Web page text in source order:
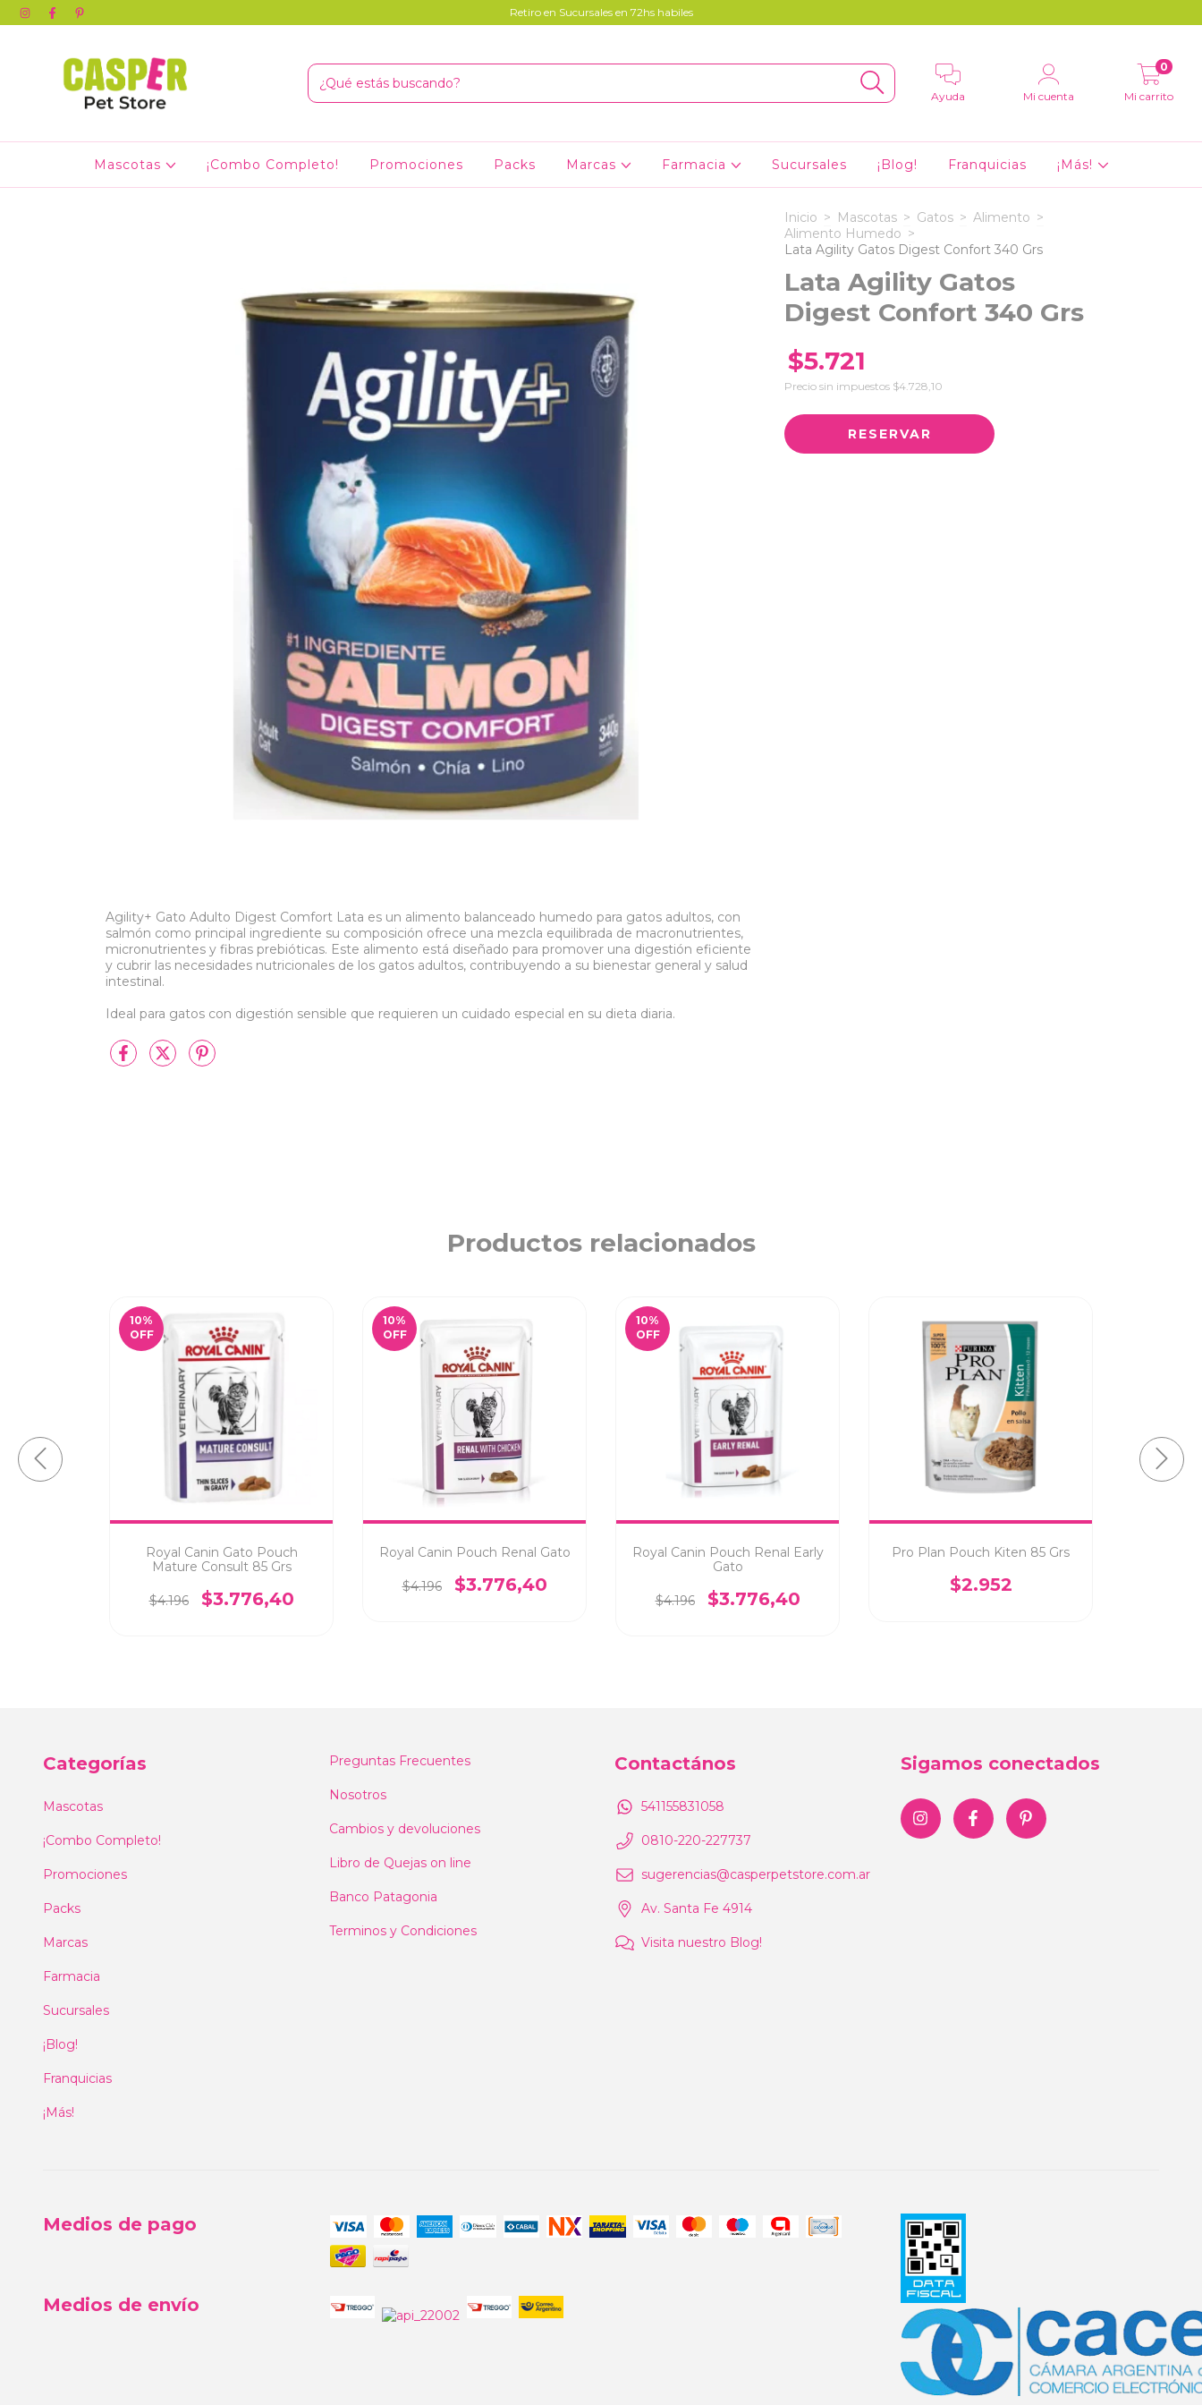
Retiro en Sucursales en 72hs habiles
Ayuda Mi cuenta Mi carrito
0
Mascotas ¡Combo Completo! Promociones Packs Marcas Farmacia Sucursales ¡Blog! Franquicias ¡Más!
Agility+ Gato Adulto Digest Comfort Lata es un alimento balanceado humedo para gatos adultos, con
salmón como principal ingrediente su composición ofrece una mezcla equilibrada de macronutrientes,
micronutrientes y fibras prebióticas. Este alimento está diseñado para promover una digestión eficiente
y cubrir las necesidades nutricionales de los gatos adultos, contribuyendo a su bienestar general y salud
intestinal.
Ideal para gatos con digestión sensible que requieren un cuidado especial en su dieta diaria.
Inicio > Mascotas > Gatos > Alimento >
Alimento Humedo >
Lata Agility Gatos Digest Confort 340 Grs
Lata Agility Gatos
Digest Confort 340 Grs
$5.721
Precio sin impuestos $4.728,10
Productos relacionados
10%
OFF
Royal Canin Gato Pouch
Mature Consult 85 Grs
$4.196 $3.776,40
10%
OFF
Royal Canin Pouch Renal Gato
$4.196 $3.776,40
10%
OFF
Royal Canin Pouch Renal Early
Gato
$4.196 $3.776,40
Pro Plan Pouch Kiten 85 Grs
$2.952
Categorías
Mascotas
¡Combo Completo!
Promociones
Packs
Marcas
Farmacia
Sucursales
¡Blog!
Franquicias
¡Más!
Preguntas Frecuentes
Nosotros
Cambios y devoluciones
Libro de Quejas on line
Banco Patagonia
Terminos y Condiciones
Contactános
541155831058
0810-220-227737
sugerencias@casperpetstore.com.ar
Av. Santa Fe 4914
Visita nuestro Blog!
Sigamos conectados
Medios de pago
Medios de envío